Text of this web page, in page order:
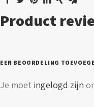
Product
EEN BEOORDELING
Je moet ingelogd zijn